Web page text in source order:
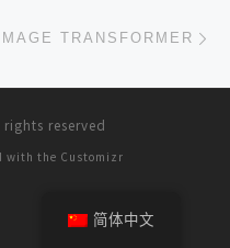
TRANSFORMER
rights reserved
with the Customizr
简体中文